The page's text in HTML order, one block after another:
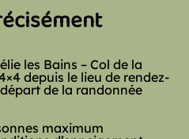
les Bains – Col de la
depuis le lieu de rendez-
de la randonnée
maximum